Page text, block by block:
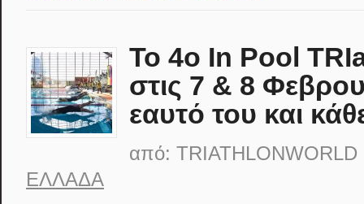
Το 4ο In Pool
στις 7 & 8
εαυτό του και
από: TRIATHLONWORLD
ΕΛΛΆΔΑ